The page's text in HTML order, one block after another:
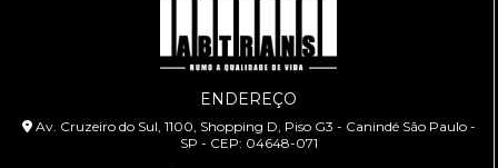
ENDEREÇO
Av. Cruzeiro do Sul, 1100, Shopping D, Piso G3 - Canindé São Paulo -
SP - CEP: 04648-071